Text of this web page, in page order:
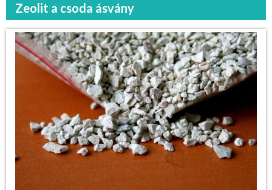
Zeolit a csoda ásvány